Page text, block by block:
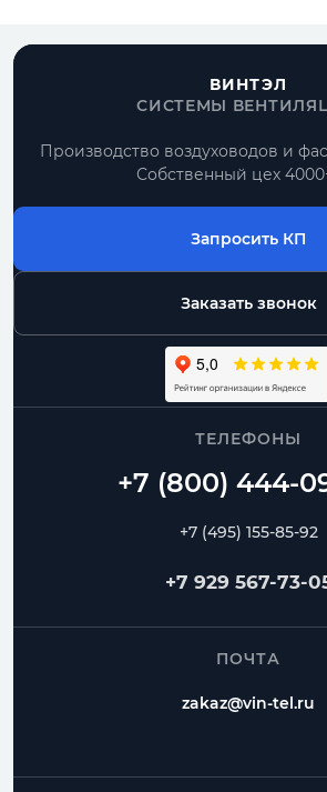
ВИНТЭЛ
СИСТЕМЫ
Производство воздуховодов и
Собственный цех
Запросить КП
Заказать звонок
ТЕЛЕФОНЫ
+7 (495) 155-85-92
+7 929 567-73-
ПОЧТА
zakaz@vin-tel.ru